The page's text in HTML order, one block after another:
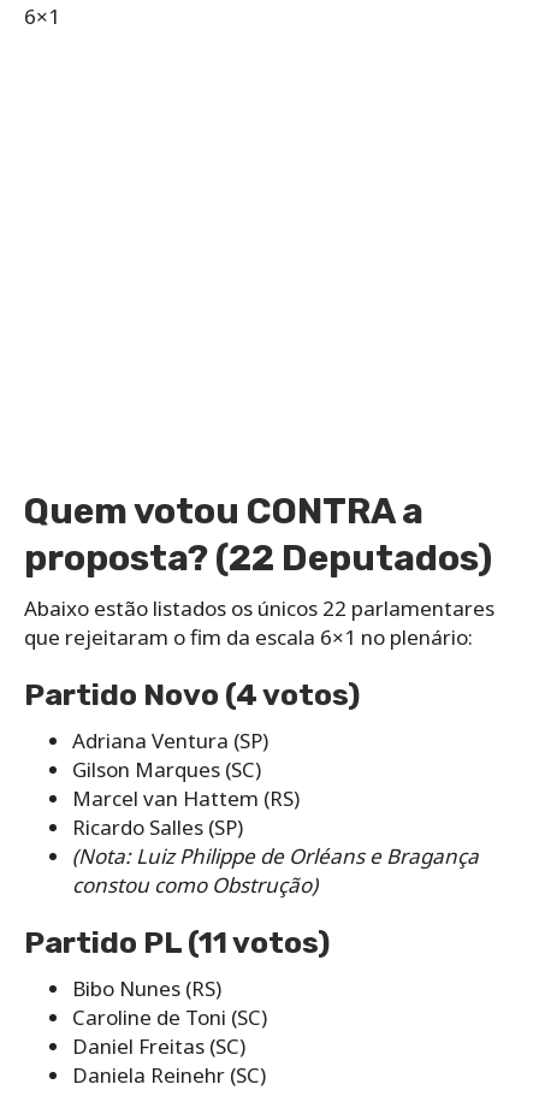
6×1
Quem votou CONTRA a
proposta? (22 Deputados)
Abaixo estão listados os únicos 22 parlamentares
que rejeitaram o fim da escala 6×1 no plenário:
Partido Novo (4 votos)
Adriana Ventura (SP)
Gilson Marques (SC)
Marcel van Hattem (RS)
Ricardo Salles (SP)
(Nota: Luiz Philippe de Orléans e Bragança
constou como Obstrução)
Partido PL (11 votos)
Bibo Nunes (RS)
Caroline de Toni (SC)
Daniel Freitas (SC)
Daniela Reinehr (SC)